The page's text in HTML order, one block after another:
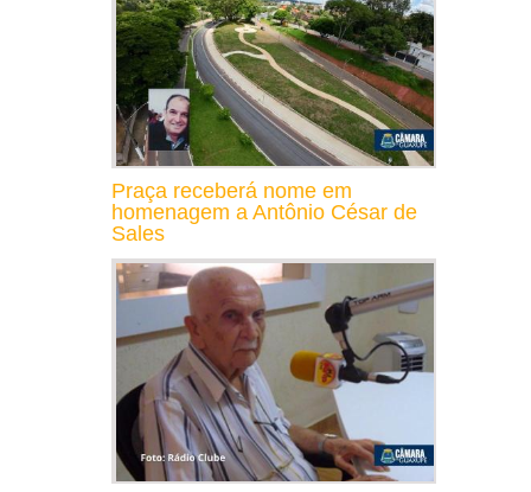
Praça receberá nome em
homenagem a Antônio César de
Sales